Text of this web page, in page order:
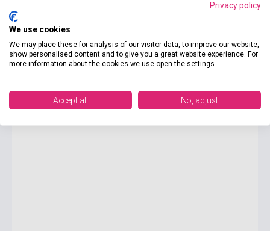
3 285 Ft
Készlet: 1-10 darab
Privacy policy
We use cookies
We may place these for analysis of our visitor data, to improve our website,
show personalised content and to give you a great website experience. For
more information about the cookies we use open the settings.
Accept all No, adjust